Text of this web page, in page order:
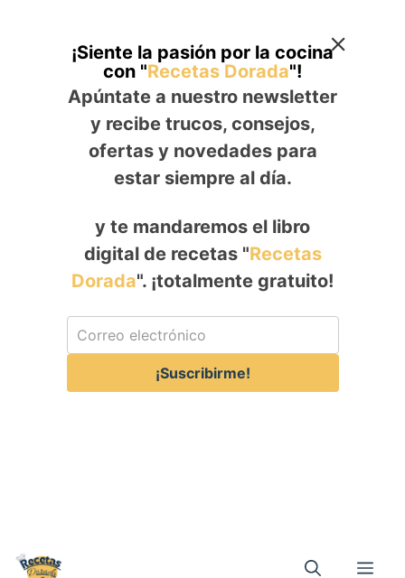
¡Siente la pasión por la cocina
con "Recetas Dorada"!
Apúntate a nuestro newsletter
y recibe trucos, consejos,
ofertas y novedades para
estar siempre al día.
y te mandaremos el libro
digital de recetas "Recetas
Dorada". ¡totalmente gratuito!
¡Suscribirme!